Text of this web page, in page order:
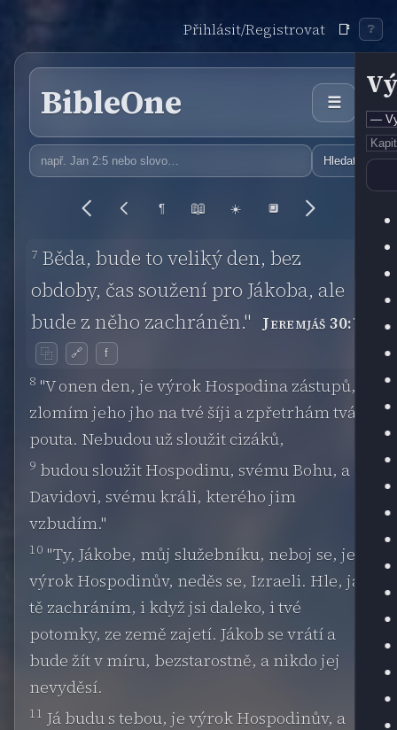
Přihlásit/Registrovat 📑 ❔
BibleOne ☰
Hledat
¶ 📖 ☀️ 🔲
7 Běda, bude to veliký den, bez
obdoby, čas soužení pro Jákoba, ale
bude z něho zachráněn." Jeremjáš 30:7
⿻ 🔗 f
8 "V onen den, je výrok Hospodina zástupů,
zlomím jeho jho na tvé šíji a zpřetrhám tvá
pouta. Nebudou už sloužit cizáků,
9 budou sloužit Hospodinu, svému Bohu, a
Davidovi, svému králi, kterého jim
vzbudím."
10 "Ty, Jákobe, můj služebníku, neboj se, je
výrok Hospodinův, neděs se, Izraeli. Hle, já
tě zachráním, i když jsi daleko, i tvé
potomky, ze země zajetí. Jákob se vrátí a
bude žít v míru, bezstarostně, a nikdo jej
nevyděsí.
11 Já budu s tebou, je výrok Hospodinův, a